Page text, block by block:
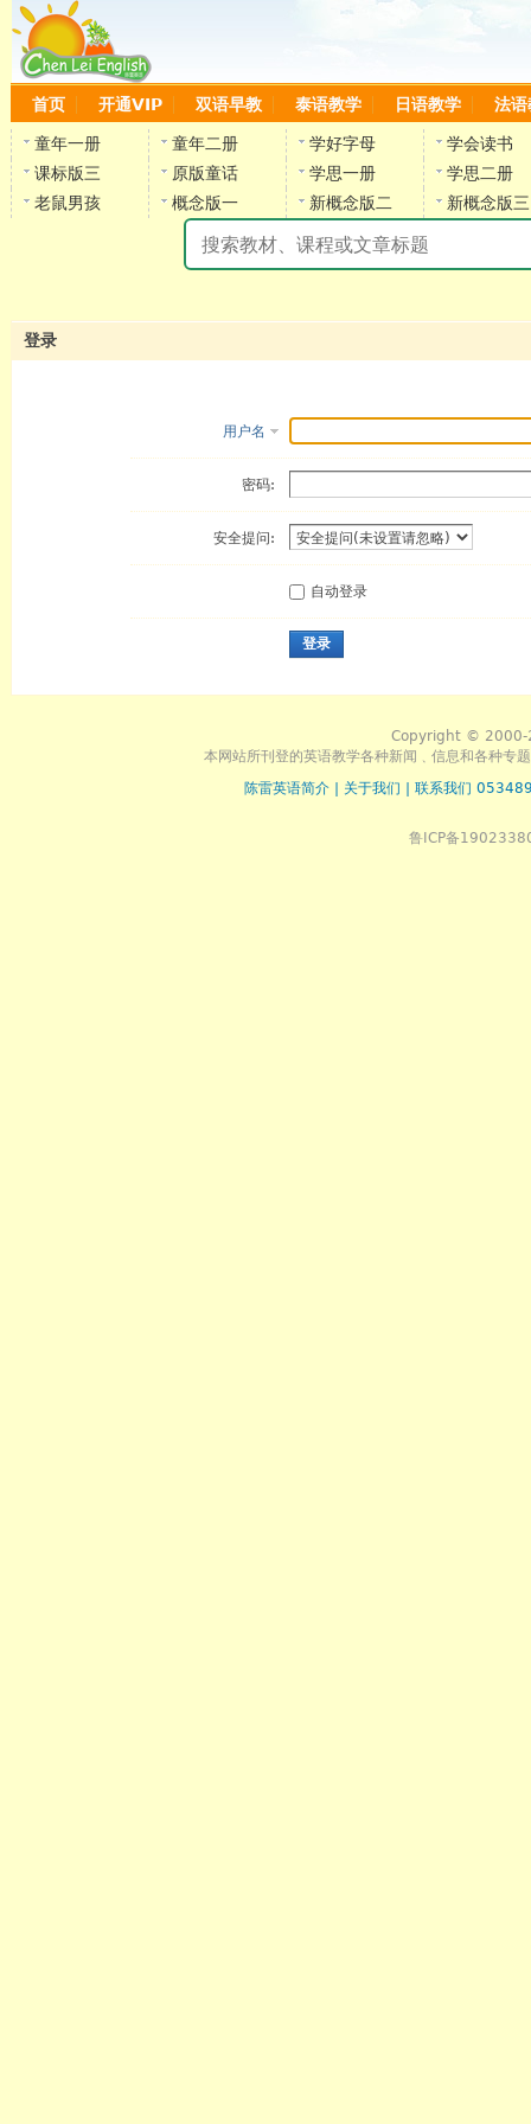
首页 开通VIP 双语早教 泰语教学 日语教学 法语
童年一册 童年二册 学好字母
学会读书
课标版三
原版童话 学思一册
学思二册
老鼠男孩
概念版一 新概念版二 新概念版三
登录
用户名
密码:
安全提问:
自动登录
登录
Copyright © 2000-
本网站所刊登的英语教学各种新闻﹑信息和各种专
陈雷英语简介
关于我们 联系我们
鲁ICP备